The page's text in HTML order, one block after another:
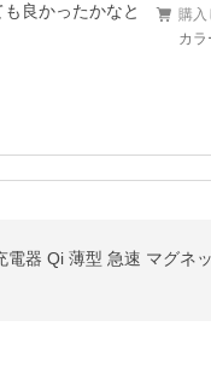
良かったかなと
購入
カラ
器 Qi 薄型 急速 マグネ